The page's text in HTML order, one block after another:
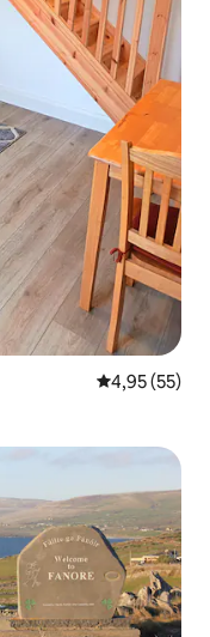
4,95 de uma
4,95 (55)